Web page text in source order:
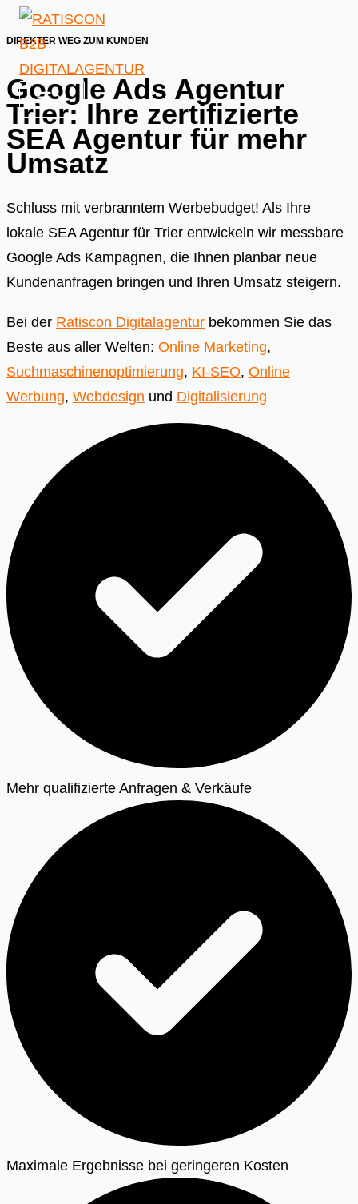
Skip
to
content
DIREKTER WEG ZUM KUNDEN
Google Ads Agentur
Trier: Ihre zertifizierte
SEA Agentur für mehr
Umsatz
Schluss mit verbranntem Werbebudget! Als Ihre
lokale SEA Agentur für Trier entwickeln wir messbare
Google Ads Kampagnen, die Ihnen planbar neue
Kundenanfragen bringen und Ihren Umsatz steigern.
Bei der Ratiscon Digitalagentur bekommen Sie das
Beste aus aller Welten: Online Marketing,
Suchmaschinenoptimierung, KI-SEO, Online
Werbung, Webdesign und Digitalisierung
Mehr qualifizierte Anfragen & Verkäufe
Maximale Ergebnisse bei geringeren Kosten